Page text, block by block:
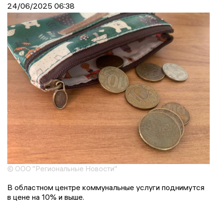
24/06/2025 06:38
© ООО "Региональные Новости"
В областном центре коммунальные услуги поднимутся
в цене на 10% и выше.